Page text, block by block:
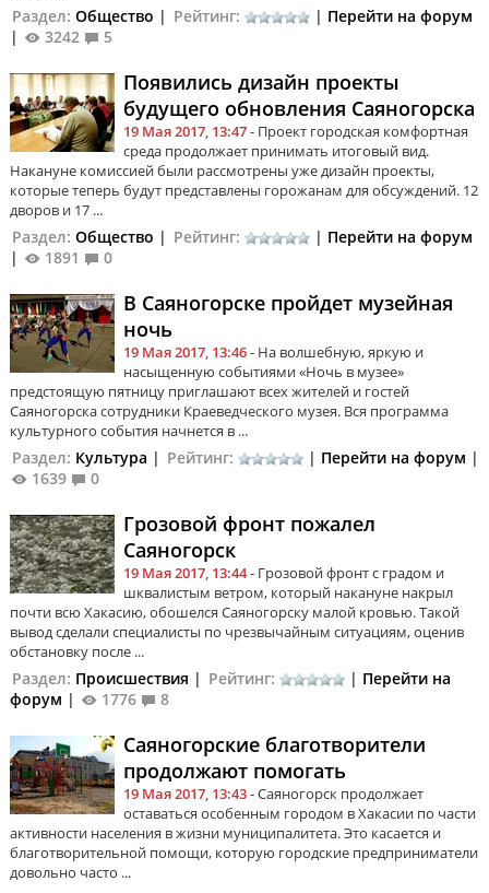
Раздел: Общество | Рейтинг: | Перейти на форум
|
3242 5
Появились дизайн проекты
будущего обновления Саяногорска
19 Мая 2017, 13:47- Проект городская комфортная
среда продолжает принимать итоговый вид.
Накануне комиссией были рассмотрены уже дизайн проекты,
которые теперь будут представлены горожанам для обсуждений. 12
дворов и 17 ...
Раздел: Общество | Рейтинг: | Перейти на форум
|
1891 0
В Саяногорске пройдет музейная
ночь
19 Мая 2017, 13:46- На волшебную, яркую и
насыщенную событиями «Ночь в музее»
предстоящую пятницу приглашают всех жителей и гостей
Саяногорска сотрудники Краеведческого музея. Вся программа
культурного события начнется в ...
Раздел: Культура | Рейтинг: | Перейти на форум |
1639
0
Грозовой фронт пожалел
Саяногорск
19 Мая 2017, 13:44- Грозовой фронт с градом и
шквалистым ветром, который накануне накрыл
почти всю Хакасию, обошелся Саяногорску малой кровью. Такой
вывод сделали специалисты по чрезвычайным ситуациям, оценив
обстановку после ...
Раздел: Происшествия | Рейтинг: | Перейти на
форум | 1776 8
Саяногорские благотворители
продолжают помогать
19 Мая 2017, 13:43- Саяногорск продолжает
оставаться особенным городом в Хакасии по части
активности населения в жизни муниципалитета. Это касается и
благотворительной помощи, которую городские предприниматели
довольно часто ...